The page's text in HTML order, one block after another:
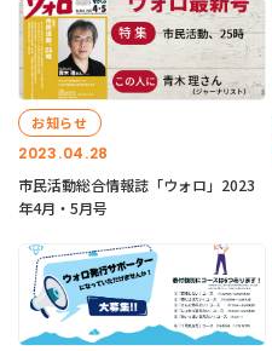
2023.04.28
お知らせ
市民活動総合情報誌「ウォロ」2023
年4月・5月号